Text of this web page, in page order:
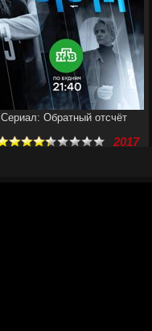
Сериал: Обратный отсчёт
2017